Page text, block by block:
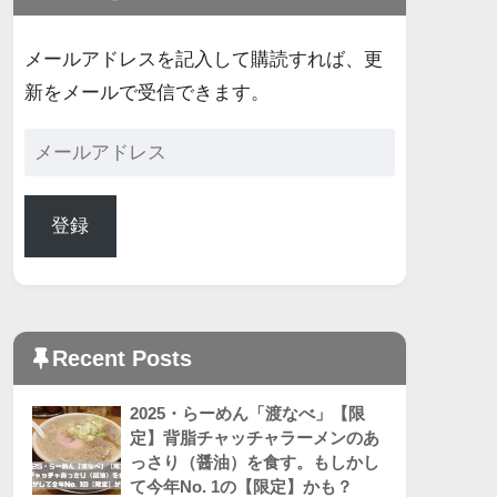
メールアドレスを記入して購読すれば、更
新をメールで受信できます。
登録
Recent Posts
2025・らーめん「渡なべ」【限
定】背脂チャッチャラーメンのあ
っさり（醤油）を食す。もしかし
て今年No. 1の【限定】かも？